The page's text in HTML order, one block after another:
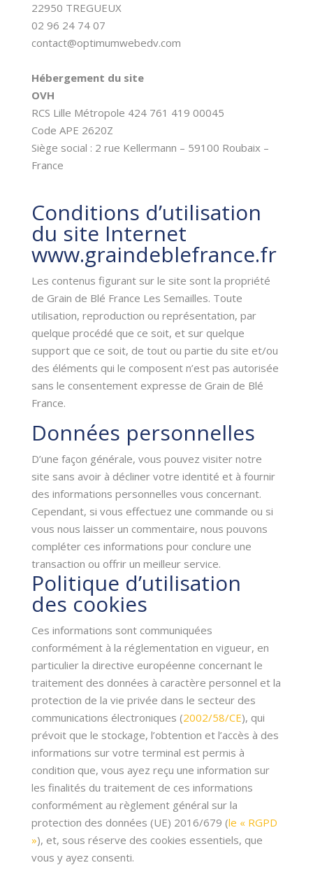
22950 TREGUEUX
02 96 24 74 07
contact@optimumwebedv.com
Hébergement du site
OVH
RCS Lille Métropole 424 761 419 00045
Code APE 2620Z
Siège social : 2 rue Kellermann – 59100 Roubaix –
France
Conditions d’utilisation
du site Internet
www.graindeblefrance.fr
Les contenus figurant sur le site sont la propriété
de Grain de Blé France Les Semailles. Toute
utilisation, reproduction ou représentation, par
quelque procédé que ce soit, et sur quelque
support que ce soit, de tout ou partie du site et/ou
des éléments qui le composent n’est pas autorisée
sans le consentement expresse de Grain de Blé
France.
Données personnelles
D’une façon générale, vous pouvez visiter notre
site sans avoir à décliner votre identité et à fournir
des informations personnelles vous concernant.
Cependant, si vous effectuez une commande ou si
vous nous laisser un commentaire, nous pouvons
compléter ces informations pour conclure une
transaction ou offrir un meilleur service.
Politique d’utilisation
des cookies
Ces informations sont communiquées
conformément à la réglementation en vigueur, en
particulier la directive européenne concernant le
traitement des données à caractère personnel et la
protection de la vie privée dans le secteur des
communications électroniques (2002/58/CE), qui
prévoit que le stockage, l’obtention et l’accès à des
informations sur votre terminal est permis à
condition que, vous ayez reçu une information sur
les finalités du traitement de ces informations
conformément au règlement général sur la
protection des données (UE) 2016/679 (le « RGPD
»), et, sous réserve des cookies essentiels, que
vous y ayez consenti.